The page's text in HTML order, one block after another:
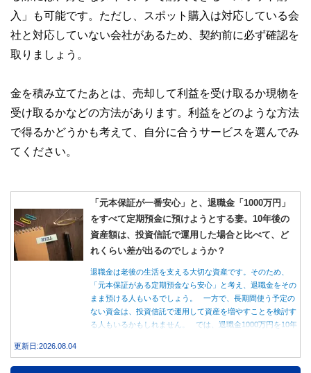
入」も可能です。ただし、スポット購入は対応している会
社と対応していない会社があるため、契約前に必ず確認を
取りましょう。
金を積み立てたあとは、売却して利益を受け取るか現物を
受け取るかなどの方法があります。利益をどのような方法
で得るかどうかも考えて、自分に合うサービスを選んでみ
てください。
「元本保証が一番安心」と、退職金「1000万円」
をすべて定期預金に預けようとする妻。10年後の
資産額は、投資信託で運用した場合と比べて、ど
れくらい差が出るのでしょうか？
退職金は老後の生活を支える大切な資産です。そのため、
「元本保証がある定期預金なら安心」と考え、退職金をその
まま預ける人もいるでしょう。 一方で、長期間使う予定の
ない資金は、投資信託で運用して資産を増やすことを検討す
る人もいるかもしれません。 では、退職金1000万円を10年
更新日:2026.08.04